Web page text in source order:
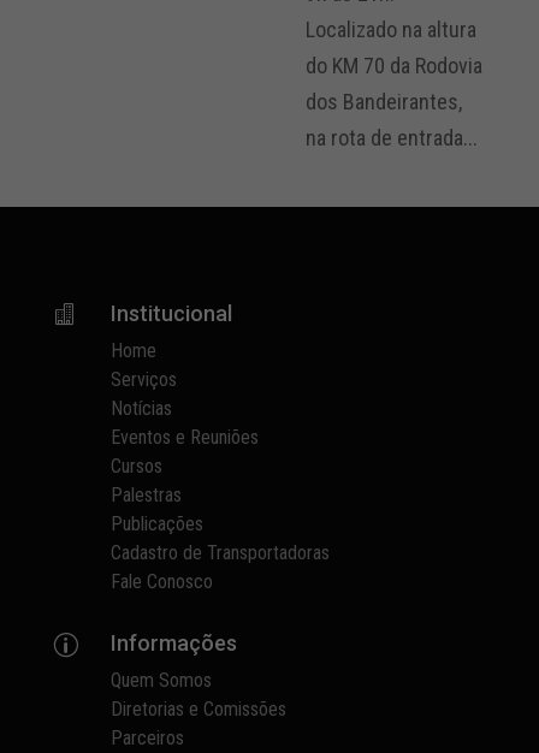
Localizado na altura
do KM 70 da Rodovia
dos Bandeirantes,
na rota de entrada...
 Institucional
Home
Serviços
Notícias
Eventos e Reuniões
Cursos
Palestras
Publicações
Cadastro de Transportadoras
Fale Conosco
p Informações
Quem Somos
Diretorias e Comissões
Parceiros